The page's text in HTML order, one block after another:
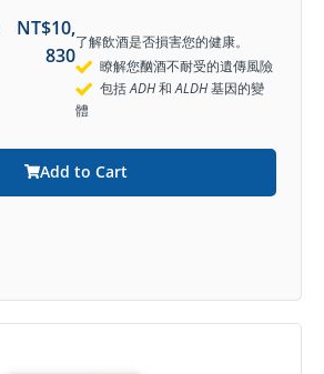
NT$10,
830
了解飲酒是否損害您的健康。
瞭解您酗酒不耐受的遺傳風險
包括ADH和ALDH基因的變
體
Add to Cart